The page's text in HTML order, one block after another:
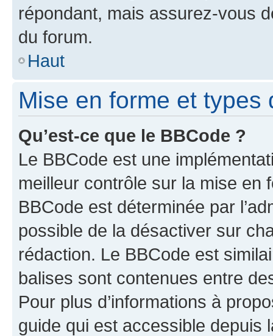
répondant, mais assurez-vous
du forum.
Haut
Mise en forme et types
Qu’est-ce que le BBCode ?
Le BBCode est une
meilleur contrôle sur la mise en
BBCode est déterminée par
possible de la désactiver sur
rédaction. Le BBCode est
balises sont contenues entre
Pour plus d’informations à
guide qui est accessible depuis